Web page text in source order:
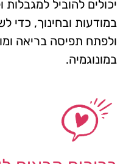
יכולים להוביל
במודעות ובחינוך, כדי
ולפתח תפיסה בריאה
במונוגמיה.